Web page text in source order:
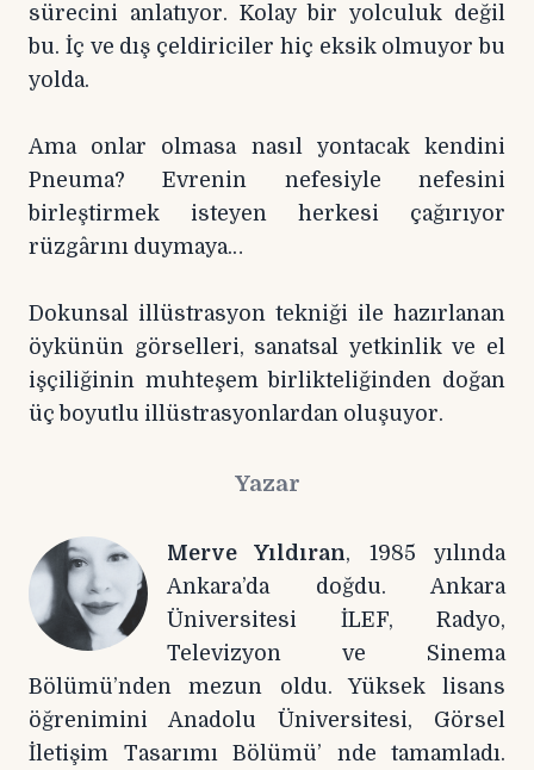
sürecini anlatıyor. Kolay bir yolculuk değil
bu. İç ve dış çeldiriciler hiç eksik olmuyor bu
yolda.
Ama onlar olmasa nasıl yontacak kendini
Pneuma? Evrenin nefesiyle nefesini
birleştirmek isteyen herkesi çağırıyor
rüzgârını duymaya…
Dokunsal illüstrasyon tekniği ile hazırlanan
öykünün görselleri, sanatsal yetkinlik ve el
işçiliğinin muhteşem birlikteliğinden doğan
üç boyutlu illüstrasyonlardan oluşuyor.
Yazar
Merve Yıldıran, 1985 yılında
Ankara’da doğdu. Ankara
Üniversitesi İLEF, Radyo,
Televizyon ve Sinema
Bölümü’nden mezun oldu. Yüksek lisans
öğrenimini Anadolu Üniversitesi, Görsel
İletişim Tasarımı Bölümü’ nde tamamladı.